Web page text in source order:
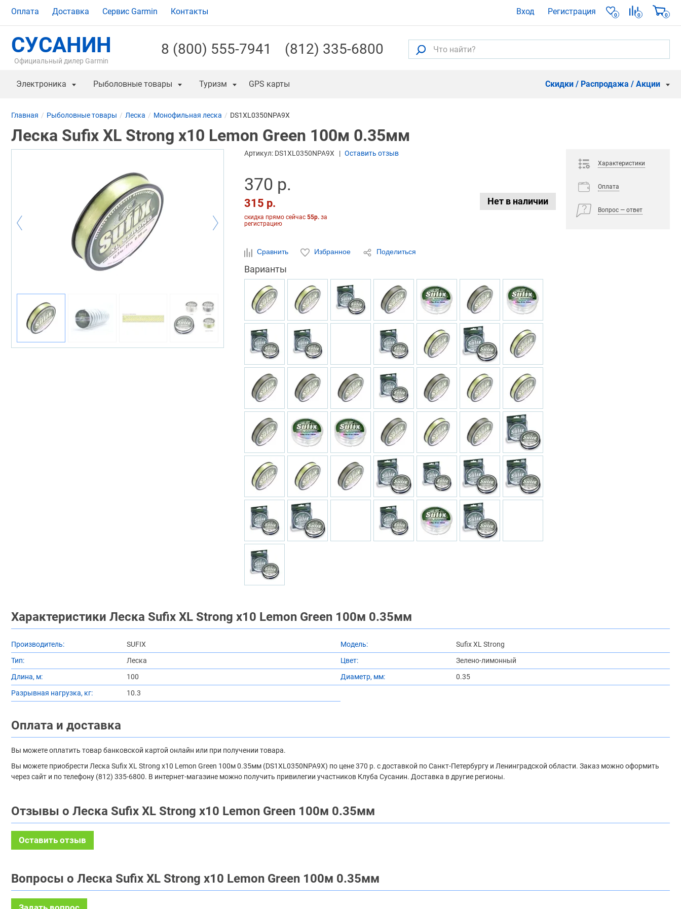
Оплата Доставка Сервис Garmin Контакты Вход Регистрация 0 0 0
СУСАНИН
Официальный дилер Garmin
8 (800) 555-7941 (812) 335-6800
Электроника Рыболовные товары Туризм GPS карты Скидки / Распродажа / Акции
Главная Рыболовные товары Леска Монофильная леска DS1XL0350NPA9X
Леска Sufix XL Strong x10 Lemon Green 100м 0.35мм
Артикул: DS1XL0350NPA9X Оставить отзыв
370 р.
315 р.
скидка прямо сейчас 55р. за
регистрацию
Нет в наличии
Сравнить Избранное Поделиться
Варианты
Характеристики
Оплата
Вопрос — ответ
Характеристики Леска Sufix XL Strong x10 Lemon Green 100м 0.35мм
Производитель: SUFIX Модель:
Sufix XL Strong
Тип:
Леска Цвет:
Зелено-лимонный
Длина, м:
100 Диаметр, мм:
0.35
Разрывная нагрузка, кг:
10.3
Оплата и доставка
Вы можете оплатить товар банковской картой онлайн или при получении товара.
Вы можете приобрести Леска Sufix XL Strong x10 Lemon Green 100м 0.35мм (DS1XL0350NPA9X) по цене 370 р. с доставкой по Санкт-Петербургу и Ленинградской области. Заказ можно оформить
через сайт и по телефону (812) 335-6800. В интернет-магазине можно получить привилегии участников Клуба Сусанин. Доставка в другие регионы.
Отзывы о Леска Sufix XL Strong x10 Lemon Green 100м 0.35мм
Оставить отзыв
Вопросы о Леска Sufix XL Strong x10 Lemon Green 100м 0.35мм